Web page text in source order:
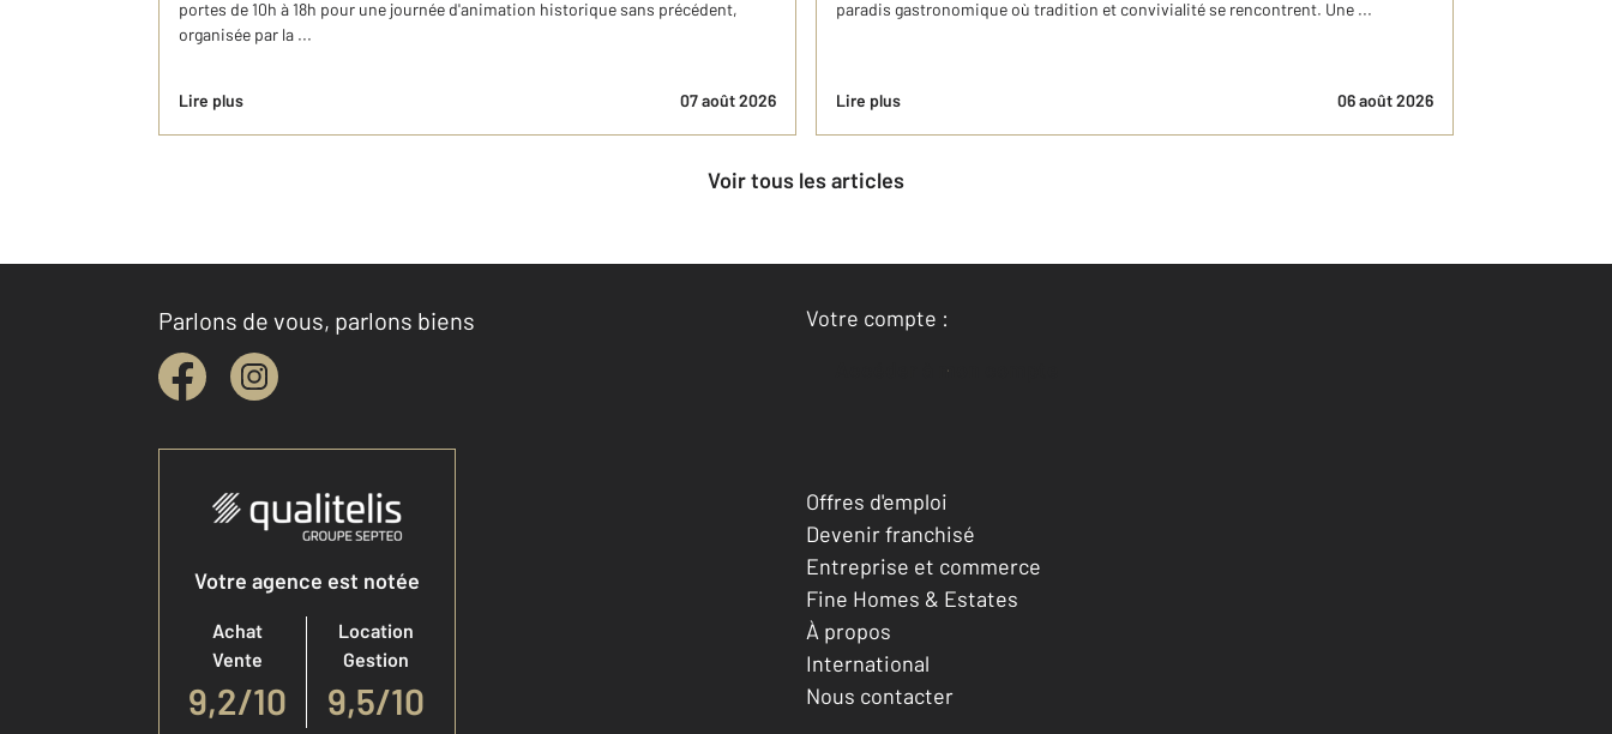
portes de 10h à 18h pour une journée d'animation historique sans précédent,
organisée par la ...
Lire plus 07 août 2026
paradis gastronomique où tradition et convivialité se rencontrent. Une ...
Lire plus 06 août 2026
Voir tous les articles
Parlons de vous, parlons biens
Votre compte :
Accéder à mon compte
Votre agence est notée
Achat
Vente
9,2/10
Location
Gestion
9,5/10
Offres d'emploi
Devenir franchisé
Entreprise et commerce
Fine Homes & Estates
À propos
International
Nous contacter